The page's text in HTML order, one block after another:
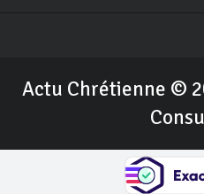
Actu Chrétienne ©